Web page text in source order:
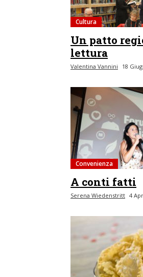
Cultura
Un patto
lettura
Valentina Vannini 18
Convenienza
A conti fatti
Serena Wiedenstritt 4